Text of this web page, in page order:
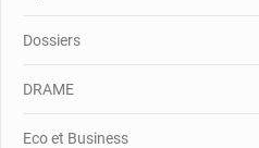
Dossiers
DRAME
Eco et Business